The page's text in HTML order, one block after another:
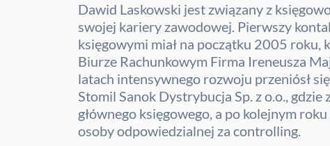
Dawid Laskowski jest związany z
swojej kariery zawodowej. Pierwszy
księgowymi miał na początku 2005 roku,
Biurze Rachunkowym Firma Ireneusza
latach intensywnego rozwoju przeniósł
Stomil Sanok Dystrybucja Sp. z o.o., gdzie
głównego księgowego, a po kolejnym
osoby odpowiedzialnej za controlling.